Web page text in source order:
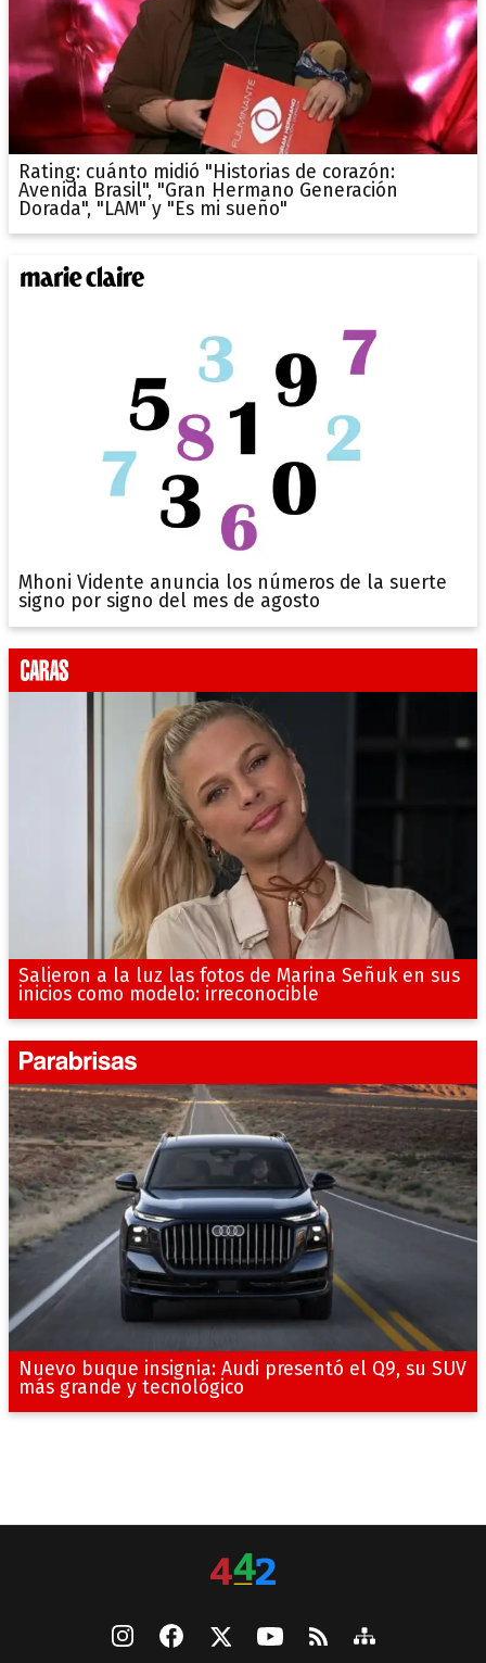
Rating: cuánto midió "Historias de corazón:
Avenida Brasil", "Gran Hermano Generación
Dorada", "LAM" y "Es mi sueño"
Mhoni Vidente anuncia los números de la suerte
signo por signo del mes de agosto
Salieron a la luz las fotos de Marina Señuk en sus
inicios como modelo: irreconocible
Nuevo buque insignia: Audi presentó el Q9, su SUV
más grande y tecnológico